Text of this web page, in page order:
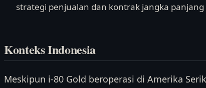
strategi penjualan dan kontrak jangka
Konteks Indonesia
Meskipun i-80 Gold beroperasi di Amerika